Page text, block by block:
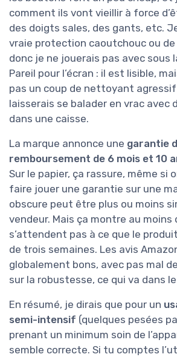
comment ils vont vieillir à force
des doigts sales, des gants, etc.
vraie protection caoutchouc ou
donc je ne jouerais pas avec sous
Pareil pour l’écran : il est lisible,
pas un coup de nettoyant agressif
laisserais se balader en vrac avec
dans une caisse.
La marque annonce une garantie
remboursement de 6 mois et 10
Sur le papier, ça rassure, même si
faire jouer une garantie sur une
obscure peut être plus ou moins
vendeur. Mais ça montre au moins
s’attendent pas à ce que le
de trois semaines. Les avis
globalement bons, avec pas mal
sur la robustesse, ce qui va dans
En résumé, je dirais que pour un
semi-intensif (quelques pesées
prenant un minimum soin de
semble correcte. Si tu comptes